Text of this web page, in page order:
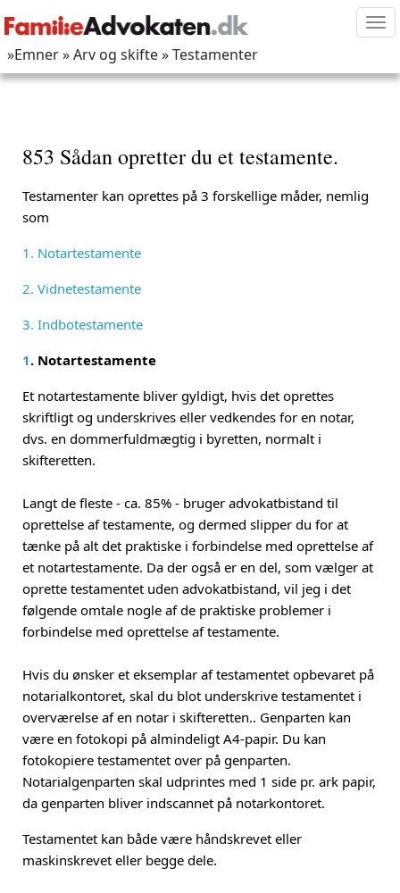
»Emner» Arv og skifte» Testamenter
853 Sådan opretter du et testamente.
Testamenter kan oprettes på 3 forskellige måder, nemlig
som
1. Notartestamente
2. Vidnetestamente
3. Indbotestamente
1. Notartestamente
Et notartestamente bliver gyldigt, hvis det oprettes
skriftligt og underskrives eller vedkendes for en notar,
dvs. en dommerfuldmægtig i byretten, normalt i
skifteretten.
Langt de fleste - ca. 85% - bruger advokatbistand til
oprettelse af testamente, og dermed slipper du for at
tænke på alt det praktiske i forbindelse med oprettelse af
et notartestamente. Da der også er en del, som vælger at
oprette testamentet uden advokatbistand, vil jeg i det
følgende omtale nogle af de praktiske problemer i
forbindelse med oprettelse af testamente.
Hvis du ønsker et eksemplar af testamentet opbevaret på
notarialkontoret, skal du blot underskrive testamentet i
overværelse af en notar i skifteretten.. Genparten kan
være en fotokopi på almindeligt A4-papir. Du kan
fotokopiere testamentet over på genparten.
Notarialgenparten skal udprintes med 1 side pr. ark papir,
da genparten bliver indscannet på notarkontoret.
Testamentet kan både være håndskrevet eller
maskinskrevet eller begge dele.